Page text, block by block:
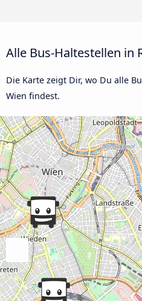
Alle Bus-Haltestellen in
Die Karte zeigt Dir, wo Du alle
Wien findest.